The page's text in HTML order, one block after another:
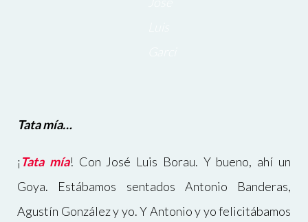
Tata mía…
¡Tata mía! Con José Luis Borau. Y bueno, ahí un
Goya. Estábamos sentados Antonio Banderas,
Agustín González y yo. Y Antonio y yo felicitábamos